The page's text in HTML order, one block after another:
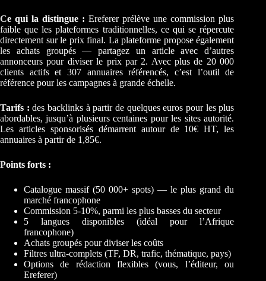
Ce qui la distingue : Ereferer prélève une commission plus
faible que les plateformes traditionnelles, ce qui se répercute
directement sur le prix final. La plateforme propose également
les achats groupés — partagez un article avec d’autres
annonceurs pour diviser le prix par 2. Avec plus de 20 000
clients actifs et 307 annuaires référencés, c’est l’outil de
référence pour les campagnes à grande échelle.
Tarifs : des backlinks à partir de quelques euros pour les plus
abordables, jusqu’à plusieurs centaines pour les sites autorité.
Les articles sponsorisés démarrent autour de 10€ HT, les
annuaires à partir de 1,85€.
Points forts :
Catalogue massif (50 000+ spots) — le plus grand du
marché francophone
Commission 5-10%, parmi les plus basses du secteur
5 langues disponibles (idéal pour l’Afrique
francophone)
Achats groupés pour diviser les coûts
Filtres ultra-complets (TF, DR, trafic, thématique, pays)
Options de rédaction flexibles (vous, l’éditeur, ou
Ereferer)